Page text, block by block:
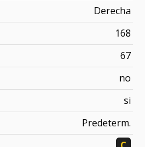
Derecha
168
67
no
si
Predeterm.